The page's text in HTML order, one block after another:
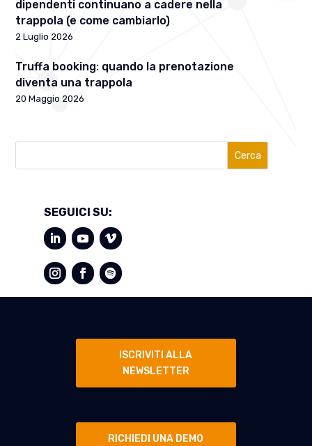
dipendenti continuano a cadere nella
trappola (e come cambiarlo)
2 Luglio 2026
Truffa booking: quando la prenotazione
diventa una trappola
20 Maggio 2026
Cerca
SEGUICI SU:
ISCRIVITI ALLA
NEWSLETTER
RICHIEDI UNA DEMO